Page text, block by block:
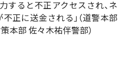
力すると不正アクセスされ、ネ
正に送金される」（道警本部
本部 佐々木祐伴警部）